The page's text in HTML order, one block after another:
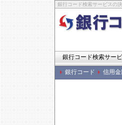
銀行コード検索サービスの
銀行コード検索サー
銀行コード 信用